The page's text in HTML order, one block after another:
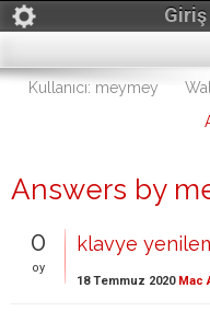
Giriş
Kullanıcı: meymey Wall
Answers by
0
oy
klavye
18 Temmuz 2020 Mac